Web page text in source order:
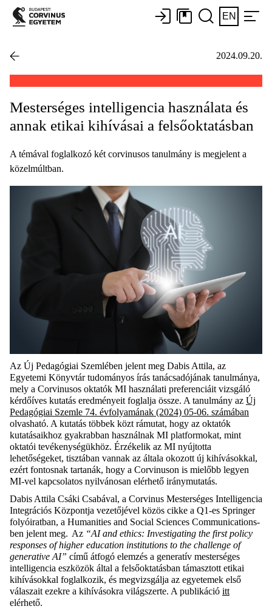
EN
2024.09.20.
Mesterséges intelligencia használata és
annak etikai kihívásai a felsőoktatásban
A témával foglalkozó két corvinusos tanulmány is megjelent a
közelmúltban.
Az Új Pedagógiai Szemlében jelent meg Dabis Attila, az
Egyetemi Könyvtár tudományos írás tanácsadójának tanulmánya,
mely a Corvinusos oktatók MI használati preferenciáit vizsgáló
kérdőíves kutatás eredményeit foglalja össze. A tanulmány az Új
Pedagógiai Szemle 74. évfolyamának (2024) 05-06. számában
olvasható. A kutatás többek közt rámutat, hogy az oktatók
kutatásaikhoz gyakrabban használnak MI platformokat, mint
oktatói tevékenységükhöz. Érzékelik az MI nyújtotta
lehetőségeket, tisztában vannak az általa okozott új kihívásokkal,
ezért fontosnak tartanák, hogy a Corvinuson is mielőbb legyen
MI-vel kapcsolatos nyilvánosan elérhető iránymutatás.
Dabis Attila Csáki Csabával, a Corvinus Mesterséges Intelligencia
Integrációs Központja vezetőjével közös cikke a Q1-es Springer
folyóiratban, a Humanities and Social Sciences Communications-
ben jelent meg. Az “AI and ethics: Investigating the first policy
responses of higher education institutions to the challenge of
generative AI” című átfogó elemzés a generatív mesterséges
intelligencia eszközök által a felsőoktatásban támasztott etikai
kihívásokkal foglalkozik, és megvizsgálja az egyetemek első
válaszait ezekre a kihívásokra világszerte. A publikáció itt
elérhető.